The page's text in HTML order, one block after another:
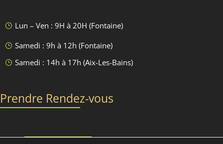
} Lun – Ven : 9H à 20H (Fontaine)
} Samedi : 9h à 12h (Fontaine)
} Samedi : 14h à 17h (Aix-Les-Bains)
Prendre Rendez-vous